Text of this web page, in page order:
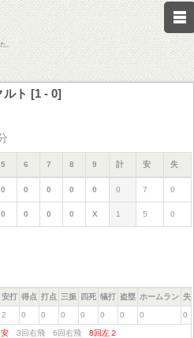
。
ルト [1 - 0]
5 6 7 8 9 計 安 失
0 0 0 0 0 0 7 0
0 0 0 0 X 1 5 0
安打 得点 打点 三振 四死 犠打 盗塁 ホームラン 失
2 0 0 0 0 0 0 0 0
安 3回右飛 6回右飛 8回左２